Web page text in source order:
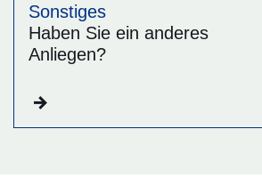
Sonstiges
Haben Sie ein anderes
Anliegen?